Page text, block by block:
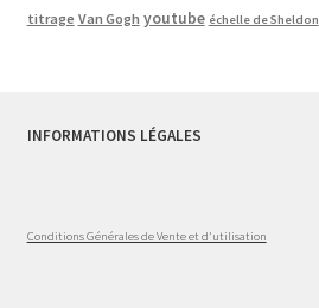
titrage Van Gogh youtube échelle de Sheldon
INFORMATIONS LÉGALES
Conditions Générales de Vente et d'utilisation